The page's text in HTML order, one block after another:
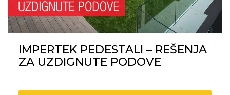
IMPERTEK PEDESTALI – REŠENJA
ZA UZDIGNUTE PODOVE